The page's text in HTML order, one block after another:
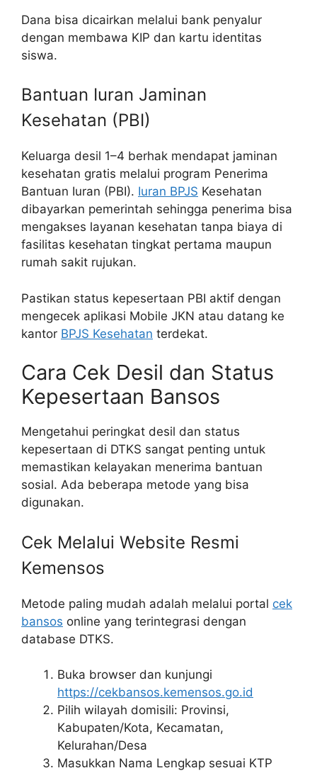
Dana bisa dicairkan melalui bank penyalur
dengan membawa KIP dan kartu identitas
siswa.
Bantuan Iuran Jaminan
Kesehatan (PBI)
Keluarga desil 1–4 berhak mendapat jaminan
kesehatan gratis melalui program Penerima
Bantuan Iuran (PBI). Iuran BPJS Kesehatan
dibayarkan pemerintah sehingga penerima bisa
mengakses layanan kesehatan tanpa biaya di
fasilitas kesehatan tingkat pertama maupun
rumah sakit rujukan.
Pastikan status kepesertaan PBI aktif dengan
mengecek aplikasi Mobile JKN atau datang ke
kantor BPJS Kesehatan terdekat.
Cara Cek Desil dan Status
Kepesertaan Bansos
Mengetahui peringkat desil dan status
kepesertaan di DTKS sangat penting untuk
memastikan kelayakan menerima bantuan
sosial. Ada beberapa metode yang bisa
digunakan.
Cek Melalui Website Resmi
Kemensos
Metode paling mudah adalah melalui portal cek
bansos online yang terintegrasi dengan
database DTKS.
Buka browser dan kunjungi
https://cekbansos.kemensos.go.id
Pilih wilayah domisili: Provinsi,
Kabupaten/Kota, Kecamatan,
Kelurahan/Desa
Masukkan Nama Lengkap sesuai KTP